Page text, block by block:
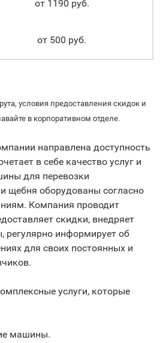
от 1190 руб.
от 500 руб.
условия предоставления скидок и
в корпоративном отделе.
направлена доступность
в себе качество услуг и
для перевозки
и щебня оборудованы согласно
Компания проводит
скидки, внедряет
регулярно информирует об
для своих постоянных и
услуги, которые
машины.